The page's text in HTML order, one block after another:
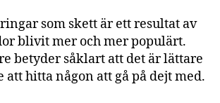
som skett är ett resultat av
blivit mer och mer populärt.
betyder såklart att det är lättare
hitta någon att gå på dejt med.